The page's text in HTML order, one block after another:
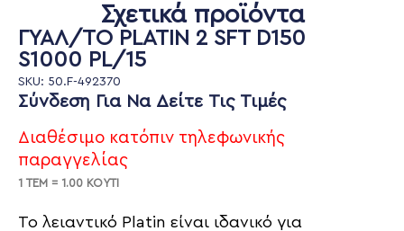
Σχετικά προϊόντα
ΓΥΑΛ/ΤΟ PLATIN 2 SFT D150
S1000 PL/15
SKU: 50.F-492370
Σύνδεση Για Να Δείτε Τις Τιμές
Διαθέσιμο κατόπιν τηλεφωνικής
παραγγελίας
1 ΤΕΜ = 1.00 ΚΟΥΤΙ
Το λειαντικό Platin είναι ιδανικό για